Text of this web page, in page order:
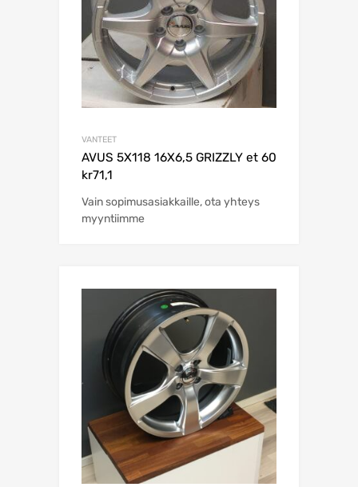
VANTEET
AVUS 5X118 16X6,5 GRIZZLY et 60
kr71,1
Vain sopimusasiakkaille, ota yhteys
myyntiimme